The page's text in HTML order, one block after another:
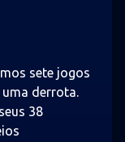
sete jogos
derrota.
38